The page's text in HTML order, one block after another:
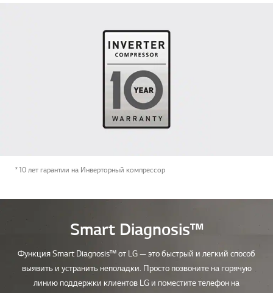
*10 лет гарантии на Инверторный компрессор
Smart Diagnosis™
Функция Smart Diagnosis™ от LG — это быстрый и легкий способ
выявить и устранить неполадки. Просто позвоните на горячую
линию поддержки клиентов LG и поместите телефон на